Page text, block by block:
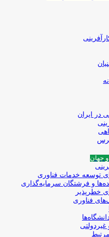
در ایران
و جهان
خدمات فناوری
و فرشتگان‌ سرمایه‌گذاری
خطرپذیر
فناوری